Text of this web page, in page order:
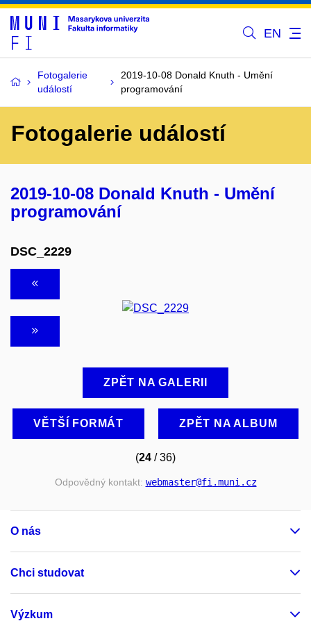
EN
Fotogalerie
událostí
2019-10-08 Donald Knuth - Umění
programování
Fotogalerie událostí
2019-10-08 Donald Knuth - Umění
programování
DSC_2229
ZPĚT NA GALERII
VĚTŠÍ FORMÁT ZPĚT NA ALBUM
(24 / 36)
Odpovědný kontakt: webmaster@fi.muni.cz
O nás
Chci studovat
Výzkum